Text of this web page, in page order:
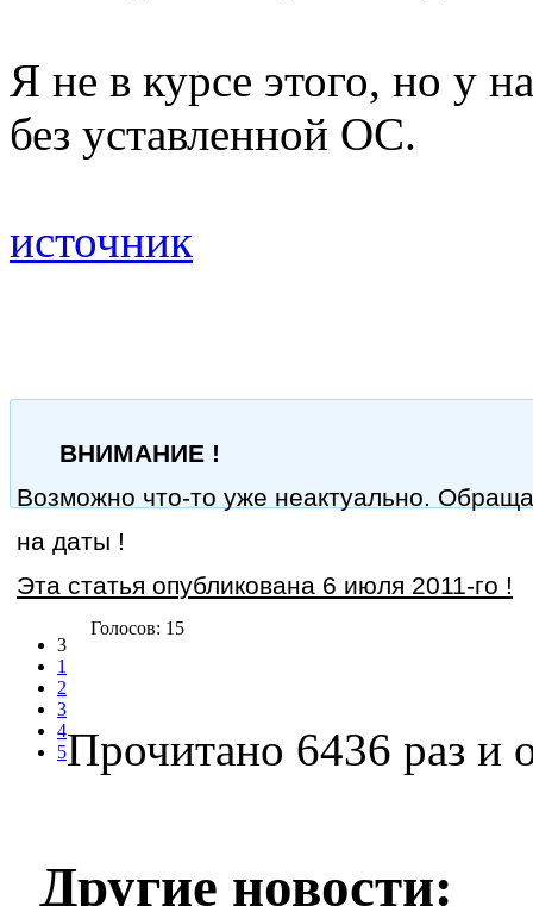
Я не в курсе этого, но у
без уставленной ОС.
источник
ВНИМАНИЕ !
Возможно что-то уже неактуально.
на даты !
Эта статья опубликована 6 июля 2011-го !
3
1
2
3
4
5
Голосов: 15
Прочитано 6436 раз и
Другие новости: